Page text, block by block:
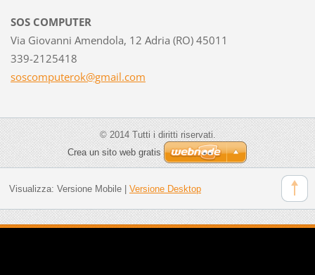
SOS COMPUTER
Via Giovanni Amendola, 12 Adria (RO) 45011
339-2125418
soscomputerok@gmail.com
© 2014 Tutti i diritti riservati.
Crea un sito web gratis
Visualizza: Versione Mobile| Versione Desktop